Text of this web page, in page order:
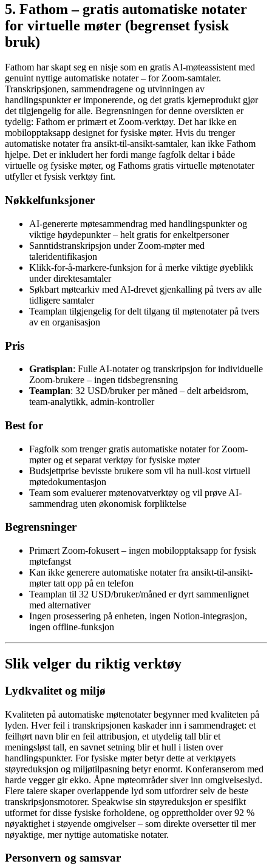
5. Fathom – gratis automatiske notater
for virtuelle møter (begrenset fysisk
bruk)
Fathom har skapt seg en nisje som en gratis AI-møteassistent med
genuint nyttige automatiske notater – for Zoom-samtaler.
Transkripsjonen, sammendragene og utvinningen av
handlingspunkter er imponerende, og det gratis kjerneprodukt gjør
det tilgjengelig for alle. Begrensningen for denne oversikten er
tydelig: Fathom er primært et Zoom-verktøy. Det har ikke en
mobilopptaksapp designet for fysiske møter. Hvis du trenger
automatiske notater fra ansikt-til-ansikt-samtaler, kan ikke Fathom
hjelpe. Det er inkludert her fordi mange fagfolk deltar i både
virtuelle og fysiske møter, og Fathoms gratis virtuelle møtenotater
utfyller et fysisk verktøy fint.
Nøkkelfunksjoner
AI-genererte møtesammendrag med handlingspunkter og
viktige høydepunkter – helt gratis for enkeltpersoner
Sanntidstranskripsjon under Zoom-møter med
taleridentifikasjon
Klikk-for-å-markere-funksjon for å merke viktige øyeblikk
under direktesamtaler
Søkbart møtearkiv med AI-drevet gjenkalling på tvers av alle
tidligere samtaler
Teamplan tilgjengelig for delt tilgang til møtenotater på tvers
av en organisasjon
Pris
Gratisplan: Fulle AI-notater og transkripsjon for individuelle
Zoom-brukere – ingen tidsbegrensning
Teamplan: 32 USD/bruker per måned – delt arbeidsrom,
team-analytikk, admin-kontroller
Best for
Fagfolk som trenger gratis automatiske notater for Zoom-
møter og et separat verktøy for fysiske møter
Budsjettprise bevisste brukere som vil ha null-kost virtuell
møtedokumentasjon
Team som evaluerer møtenovatverktøy og vil prøve AI-
sammendrag uten økonomisk forpliktelse
Begrensninger
Primært Zoom-fokusert – ingen mobilopptaksapp for fysisk
møtefangst
Kan ikke generere automatiske notater fra ansikt-til-ansikt-
møter tatt opp på en telefon
Teamplan til 32 USD/bruker/måned er dyrt sammenlignet
med alternativer
Ingen prosessering på enheten, ingen Notion-integrasjon,
ingen offline-funksjon
Slik velger du riktig verktøy
Lydkvalitet og miljø
Kvaliteten på automatiske møtenotater begynner med kvaliteten på
lyden. Hver feil i transkripsjonen kaskader inn i sammendraget: et
feilhørt navn blir en feil attribusjon, et utydelig tall blir et
meningsløst tall, en savnet setning blir et hull i listen over
handlingspunkter. For fysiske møter betyr dette at verktøyets
støyreduksjon og miljøtilpasning betyr enormt. Konferanserom med
harde vegger gir ekko. Åpne møteområder siver inn omgivelseslyd.
Flere talere skaper overlappende lyd som utfordrer selv de beste
transkripsjonsmotorer. Speakwise sin støyreduksjon er spesifikt
utformet for disse fysiske forholdene, og opprettholder over 92 %
nøyaktighet i støyende omgivelser – som direkte oversetter til mer
nøyaktige, mer nyttige automatiske notater.
Personvern og samsvar